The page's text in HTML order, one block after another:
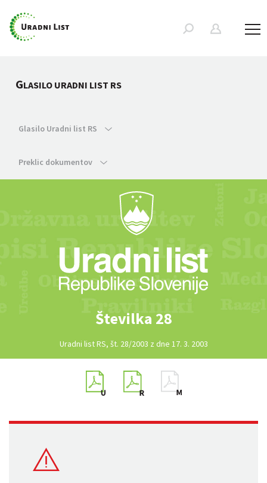
GLASILO URADNI LIST RS
Glasilo Uradni list RS
Preklic dokumentov
Številka 28
Uradni list RS, št. 28/2003 z dne 17. 3. 2003